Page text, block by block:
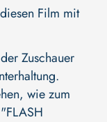
Film mit
Zuschauer
wie zum
"FLASH